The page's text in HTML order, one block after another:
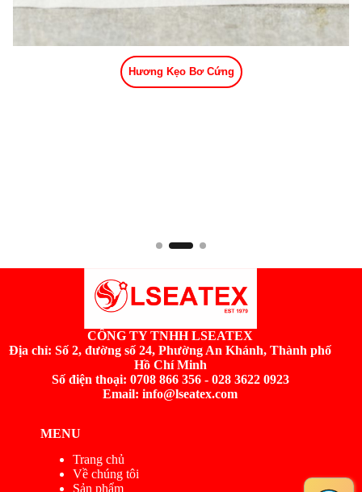
Hương Kẹo Bơ Cứng
CÔNG TY TNHH LSEATEX
Địa chỉ: Số 2, đường số 24, Phường An Khánh, Thành phố
Hồ Chí Minh
Số điện thoại: 0708 866 356 - 028 3622 0923
Email: info@lseatex.com
MENU
Trang chủ
Về chúng tôi
Sản phẩm